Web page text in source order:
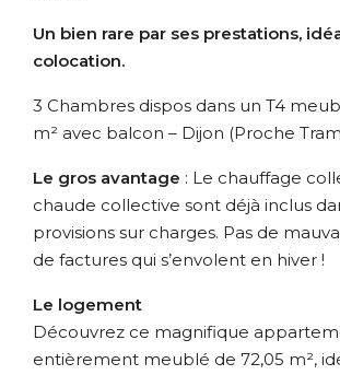
Un bien rare par ses prestations,
colocation.
3 Chambres dispos dans un T4
m² avec balcon – Dijon (Proche
Le gros avantage : Le chauffage
chaude collective sont déjà inclus
provisions sur charges. Pas de
de factures qui s’envolent en hiver !
Le logement
Découvrez ce magnifique
entièrement meublé de 72,05 m²,